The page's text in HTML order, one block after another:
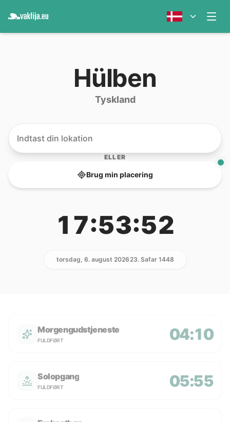
Hülben
Tyskland
ELLER
Brug min placering
17:53:52
torsdag, 6. august 202623. Safar 1448
Morgengudstjeneste
FULDFØRT 04:10
Solopgang
FULDFØRT 05:55